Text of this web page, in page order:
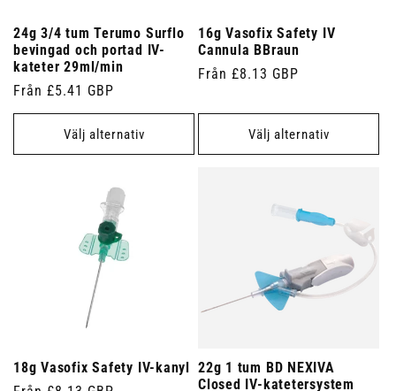
24g 3/4 tum Terumo Surflo
bevingad och portad IV-
kateter 29ml/min
Ordinarie
pris
Från £5.41 GBP
Välj alternativ
16g Vasofix Safety IV
Cannula BBraun
Ordinarie
Från £8.13 GBP
Välj alternativ
18g Vasofix Safety IV-kanyl
22g 1 tum BD NEXIVA
Closed IV-katetersystem